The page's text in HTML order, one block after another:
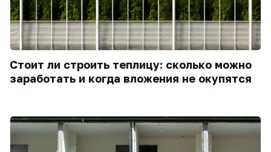
Стоит ли строить теплицу: сколько можно
заработать и когда вложения не окупятся